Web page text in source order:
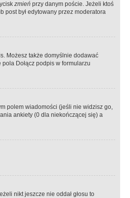
zmień przy danym poście. Jeżeli ktoś
post był edytowany przez moderatora
Możesz także domyślnie dodawać
Dołącz podpis w formularzu
polem wiadomości (jeśli nie widzisz go,
ankiety (0 dla niekończącej się) a
nikt jeszcze nie oddał głosu to